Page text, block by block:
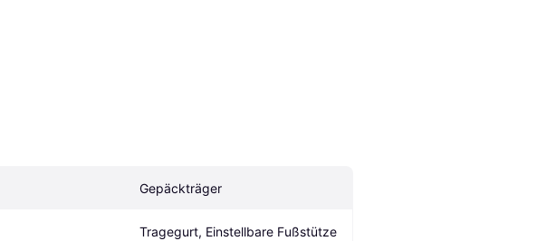
Gepäckträger
Tragegurt, Einstellbare Fußstütze